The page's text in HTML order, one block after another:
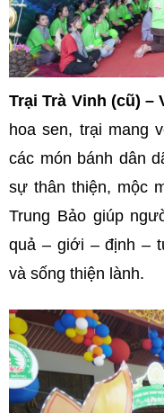
Trại Trà Vinh (cũ) –
hoa sen, trại mang
các món bánh dân
sự thân thiện, mộc
Trung Bảo giúp
quả – giới – định –
và sống thiện lành.